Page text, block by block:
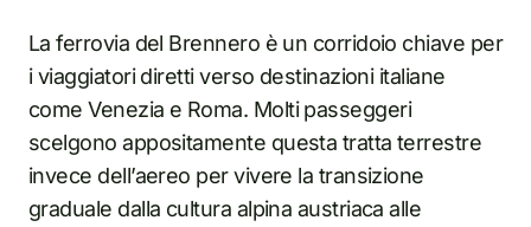
La ferrovia del Brennero è un corridoio chiave per
i viaggiatori diretti verso destinazioni italiane
come Venezia e Roma. Molti passeggeri
scelgono appositamente questa tratta terrestre
invece dell’aereo per vivere la transizione
graduale dalla cultura alpina austriaca alle